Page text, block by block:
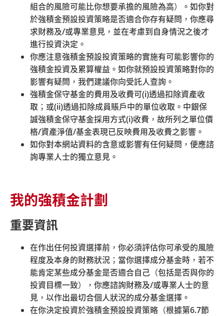
組合的風險可能比你想要承擔的風險為高）。如你對
於強積金預設投資策略是否適合你存有疑問，你應尋
求財務及/或專業意見，並在考慮到自身情況之後才
進行投資決定。
你應注意強積金預設投資策略的實施有可能影響你的
強積金投資及累算權益。如你就預設投資策略對你的
影響有疑問，我們建議你向受託人查詢。
強積金保守基金的費用及收費可(i)透過扣除資產收
取；或(ii)透過扣除成員賬戶中的單位收取。中銀保
誠強積金保守基金採用方式(i)收費，故所列之單位價
格/資產淨值/基金表現已反映費用及收費之影響。
如你對本網站資料的含意或影響有任何疑問，便應諮
詢專業人士的獨立意見。
我的強積金計劃
重要資訊
在作出任何投資選擇前，你必須評估你可承受的風險
程度及本身的財務狀況；當你選擇成分基金時，若不
能肯定某些成分基金是否適合自己（包括是否與你的
投資目標一致），你應諮詢財務及/或專業人士的意
見，以作出最切合個人狀況的成分基金選擇。
在你決定投資於強積金預設投資策略（根據第6.7節
forms@support.empf.org.hk
(852) 3197 2988
現時由中銀保誠信託發出的強積金行政表格將於2025年8
月4日起失效。積金易平台將會拒絕使用現有的中銀保誠
信託行政表格所提交的指示。為避免積金易平台拒絕辦
理，請於參與計劃加入積金易平台後盡快使用由積金易平
台發出的行政表格。
2026年第一季
檔案大小
2025年第四季
檔案大小
2228k
檔案下載
2025年第三季